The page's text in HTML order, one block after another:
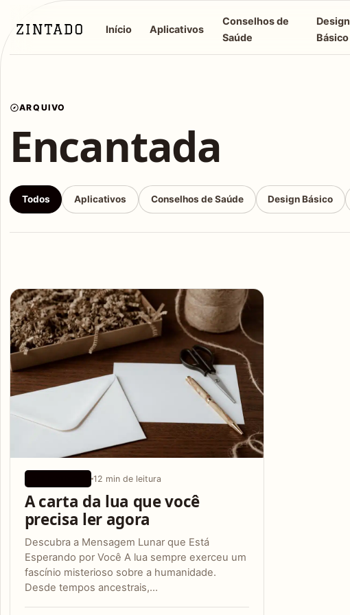
Início Aplicativos
Conselhos de
Saúde
Design
Básico
ARQUIVO
Encantada
Todos Aplicativos Conselhos de Saúde Design Básico
Articles
12 min de leitura
A carta da lua que você
precisa ler agora
Descubra a Mensagem Lunar que Está
Esperando por Você A lua sempre exerceu um
fascínio misterioso sobre a humanidade.
Desde tempos ancestrais,…